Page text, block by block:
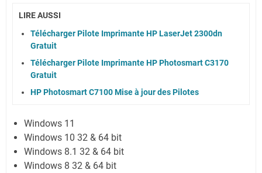
LIRE AUSSI
Télécharger Pilote Imprimante HP LaserJet 2300dn
Gratuit
Télécharger Pilote Imprimante HP Photosmart C3170
Gratuit
HP Photosmart C7100 Mise à jour des Pilotes
Windows 11
Windows 10 32 & 64 bit
Windows 8.1 32 & 64 bit
Windows 8 32 & 64 bit